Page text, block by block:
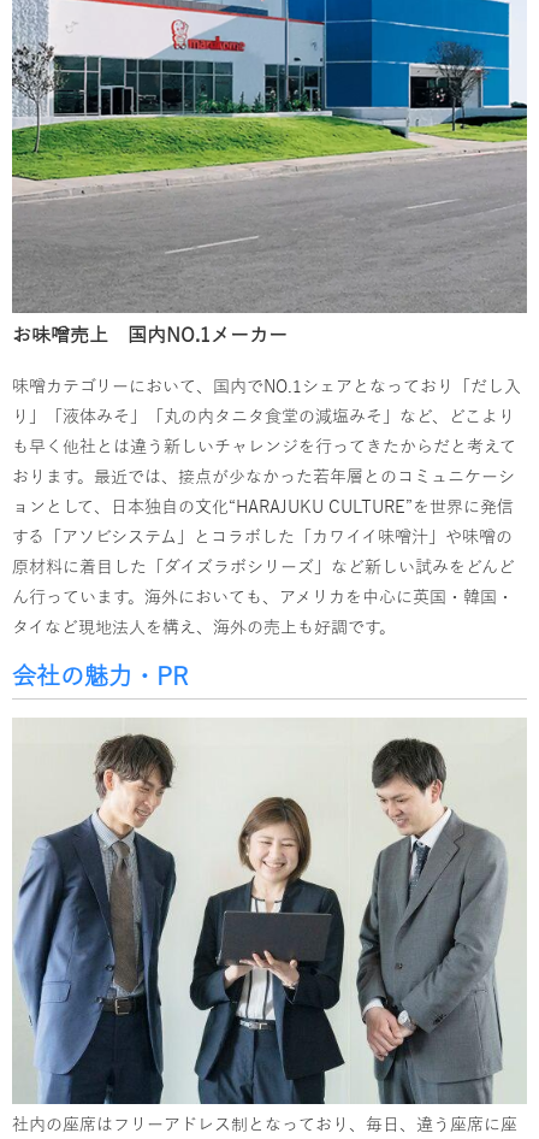
お味噌売上 国内NO.1メーカー
味噌カテゴリーにおいて、国内でNO.1シェアとなっており「だし入
り」「液体みそ」「丸の内タニタ食堂の減塩みそ」など、どこより
も早く他社とは違う新しいチャレンジを行ってきたからだと考えて
おります。最近では、接点が少なかった若年層とのコミュニケーシ
ョンとして、日本独自の文化“HARAJUKU CULTURE”を世界に発信
する「アソビシステム」とコラボした「カワイイ味噌汁」や味噌の
原材料に着目した「ダイズラボシリーズ」など新しい試みをどんど
ん行っています。海外においても、アメリカを中心に英国・韓国・
タイなど現地法人を構え、海外の売上も好調です。
会社の魅力・PR
社内の座席はフリーアドレス制となっており、毎日、違う座席に座